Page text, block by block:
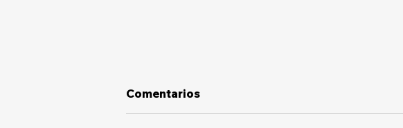
Comentarios